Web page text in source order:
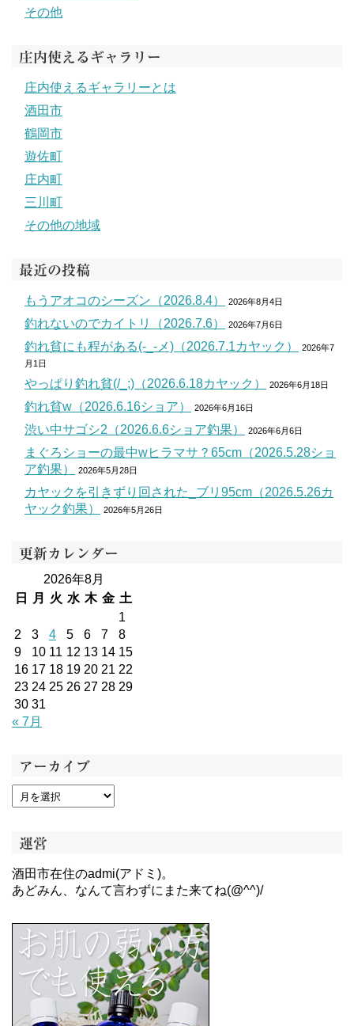
その他
庄内使えるギャラリー
庄内使えるギャラリーとは
酒田市
鶴岡市
遊佐町
庄内町
三川町
その他の地域
最近の投稿
もうアオコのシーズン（2026.8.4） 2026年8月4日
釣れないのでカイトリ（2026.7.6） 2026年7月6日
釣れ貧にも程がある(-_-メ)（2026.7.1カヤック）
2026年7
月1日
やっぱり釣れ貧(/_;)（2026.6.18カヤック） 2026年6月18日
釣れ貧w（2026.6.16ショア） 2026年6月16日
渋い中サゴシ2（2026.6.6ショア釣果） 2026年6月6日
まぐろショーの最中wヒラマサ？65cm（2026.5.28ショ
ア釣果）
2026年5月28日
カヤックを引きずり回された_ブリ95cm（2026.5.26カ
ヤック釣果）
2026年5月26日
更新カレンダー
2026年8月
日
月 火 水 木 金 土
1
2
3 4 5 6 7
8
9
10 11 12 13 14 15
16 17 18 19 20 21 22
23 24 25 26 27 28 29
30 31
« 7月
アーカイブ
運営
酒田市在住のadmi(アドミ)。
あどみん、なんて言わずにまた来てね(@^^)/